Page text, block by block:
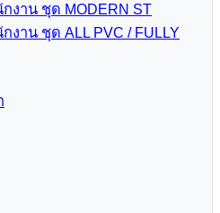
งาน ชุด MODERN ST
งาน ชุด ALL PVC / FULLY